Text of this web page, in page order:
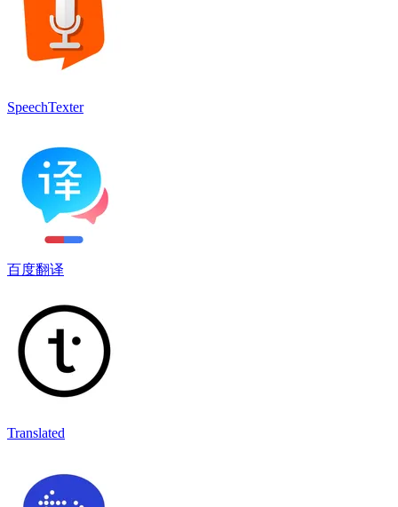
SpeechTexter
百度翻译
Translated